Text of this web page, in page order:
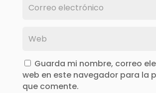
Guarda mi nombre, correo
web en este navegador para la
que comente.